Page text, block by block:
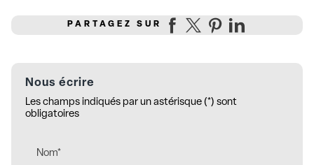
PARTAGEZ SUR
Nous écrire
Les champs indiqués par un astérisque (*) sont
obligatoires
Nom*